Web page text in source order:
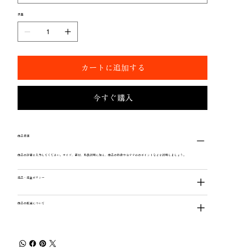
数量
カートに追加する
今すぐ購入
商品情報
商品の詳細を入力してください。サイズ、素材、取扱説明に加え、商品の特徴やおすすめのポイントなどを説明しましょう。
返品・返金ポリシー
商品の配送について